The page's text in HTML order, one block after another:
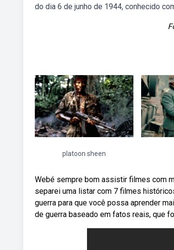
do dia 6 de junho de 1944, conhecido
platoon sheen
Webé sempre bom assistir filmes com
separei uma listar com 7 filmes
guerra para que você possa aprender
de guerra baseado em fatos reais, que